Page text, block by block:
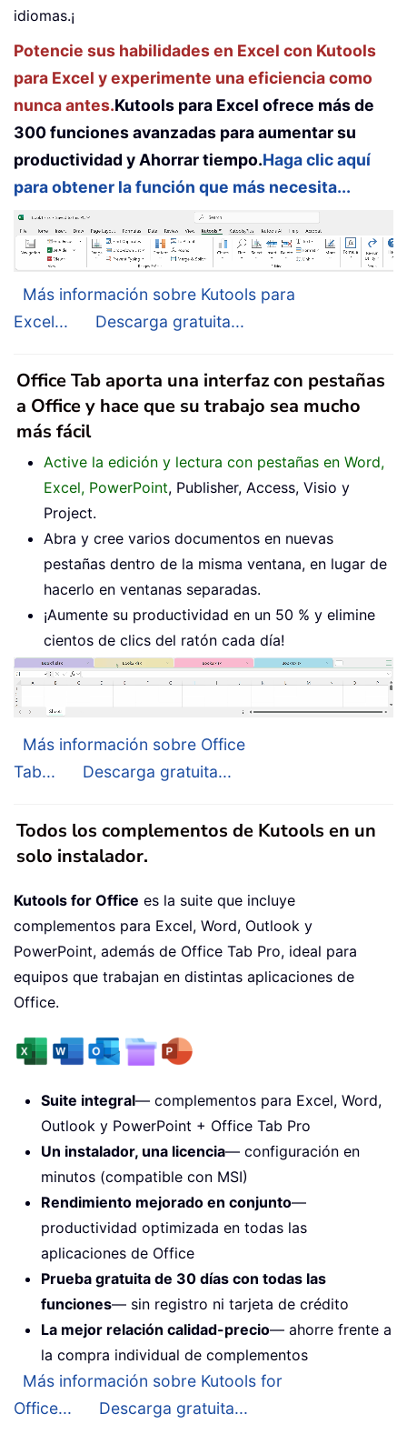
idiomas.¡
Potencie sus habilidades en Excel con Kutools
para Excel y experimente una eficiencia como
nunca antes.Kutools para Excel ofrece más de
300 funciones avanzadas para aumentar su
productividad y Ahorrar tiempo.Haga clic aquí
para obtener la función que más necesita...
Más información sobre Kutools para
Excel...
Descarga gratuita...
Office Tab aporta una interfaz con pestañas
a Office y hace que su trabajo sea mucho
más fácil
Active la edición y lectura con pestañas en Word,
Excel, PowerPoint, Publisher, Access, Visio y
Project.
Abra y cree varios documentos en nuevas
pestañas dentro de la misma ventana, en lugar de
hacerlo en ventanas separadas.
¡Aumente su productividad en un 50 % y elimine
cientos de clics del ratón cada día!
Más información sobre Office
Tab...
Descarga gratuita...
Todos los complementos de Kutools en un
solo instalador.
Kutools for Office es la suite que incluye
complementos para Excel, Word, Outlook y
PowerPoint, además de Office Tab Pro, ideal para
equipos que trabajan en distintas aplicaciones de
Office.
Suite integral— complementos para Excel, Word,
Outlook y PowerPoint + Office Tab Pro
Un instalador, una licencia— configuración en
minutos (compatible con MSI)
Rendimiento mejorado en conjunto—
productividad optimizada en todas las
aplicaciones de Office
Prueba gratuita de 30 días con todas las
funciones— sin registro ni tarjeta de crédito
La mejor relación calidad-precio— ahorre frente a
la compra individual de complementos
Más información sobre Kutools for
Office...
Descarga gratuita...